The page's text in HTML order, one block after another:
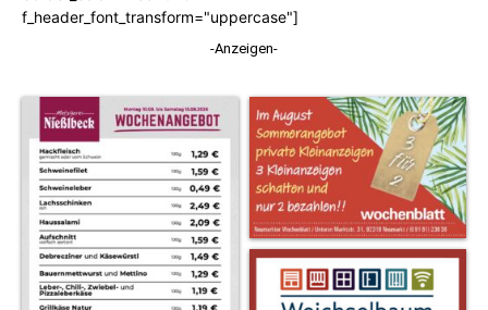
f_header_font_transform="uppercase"]
-Anzeigen-